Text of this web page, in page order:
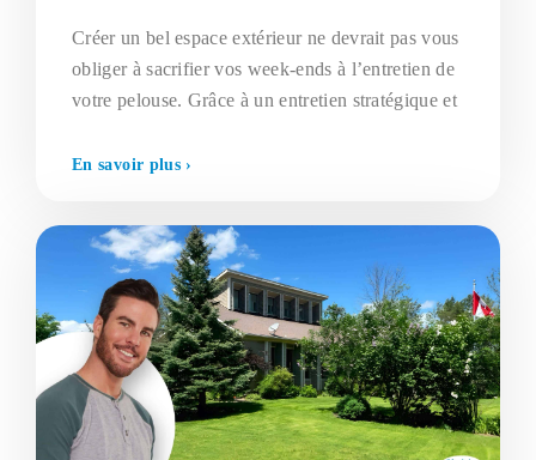
Créer un bel espace extérieur ne devrait pas vous
obliger à sacrifier vos week-ends à l’entretien de
votre pelouse. Grâce à un entretien stratégique et
En savoir plus ›